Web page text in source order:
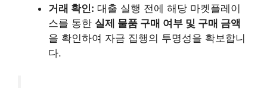
거래 확인: 대출 실행 전에 해당 마켓플레이
스를 통한 실제 물품 구매 여부 및 구매 금액
을 확인하여 자금 집행의 투명성을 확보합니
다.